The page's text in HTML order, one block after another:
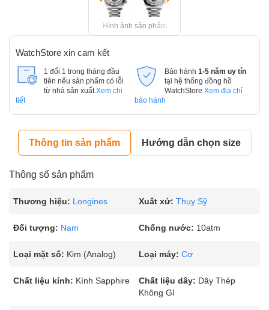
Hình ảnh sản phẩm
WatchStore xin cam kết
1 đổi 1 trong tháng đầu
tiên nếu sản phẩm có lỗi
từ nhà sản xuất. Xem chi
tiết
Bảo hành 1-5 năm uy tín
tại hệ thống đồng hồ
WatchStore Xem địa chỉ
bảo hành
Thông tin sản phẩm Hướng dẫn chọn size
Thông số sản phẩm
Thương hiệu: Longines Xuất xứ: Thụy Sỹ
Đối tượng: Nam Chống nước: 10atm
Loại mặt số: Kim (Analog) Loại máy: Cơ
Chất liệu kính: Kính Sapphire Chất liệu dây: Dây Thép
Không Gỉ